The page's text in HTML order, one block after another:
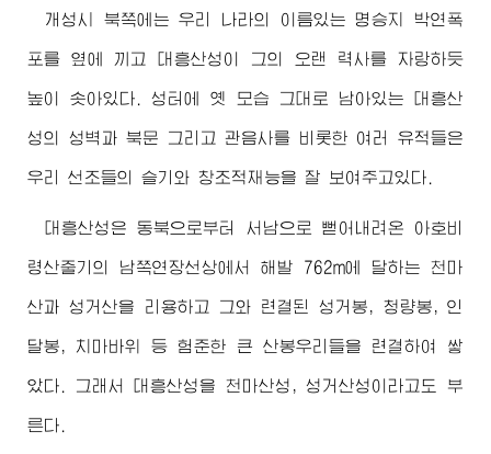
개성시 북쪽에는 우리 나라의 이름있는 명승지 박연폭
포를 옆에 끼고 대흥산성이 그의 오랜 력사를 자랑하듯
높이 솟아있다. 성터에 옛 모습 그대로 남아있는 대흥산
성의 성벽과 북문 그리고 관음사를 비롯한 여러 유적들은
우리 선조들의 슬기와 창조적재능을 잘 보여주고있다.
대흥산성은 동북으로부터 서남으로 뻗어내려온 아호비
령산줄기의 남쪽연장선상에서 해발 762m에 달하는 천마
산과 성거산을 리용하고 그와 련결된 성거봉, 청량봉, 인
달봉, 치마바위 등 험준한 큰 산봉우리들을 련결하여 쌓
았다. 그래서 대흥산성을 천마산성, 성거산성이라고도 부
른다.